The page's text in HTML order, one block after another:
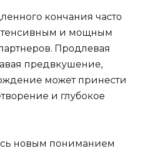
кончания часто
и мощным
Продлевая
предвкушение,
может принести
и глубокое
новым пониманием